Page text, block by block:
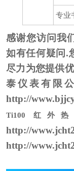
专业
感谢您访问我
如有任何疑问.
尽力为您提供
泰仪表有限
http://
Ti100 红外
http://
http://